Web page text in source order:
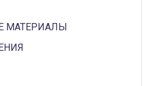
МАТЕРИАЛЫ